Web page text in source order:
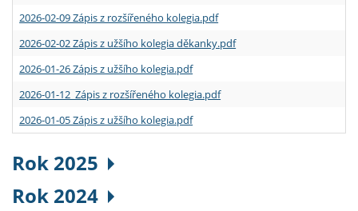
2026-02-09 Zápis z rozšířeného kolegia.pdf
2026-02-02 Zápis z užšího kolegia děkanky.pdf
2026-01-26 Zápis z užšího kolegia.pdf
2026-01-12 Zápis z rozšířeného kolegia.pdf
2026-01-05 Zápis z užšího kolegia.pdf
Rok 2025
Rok 2024